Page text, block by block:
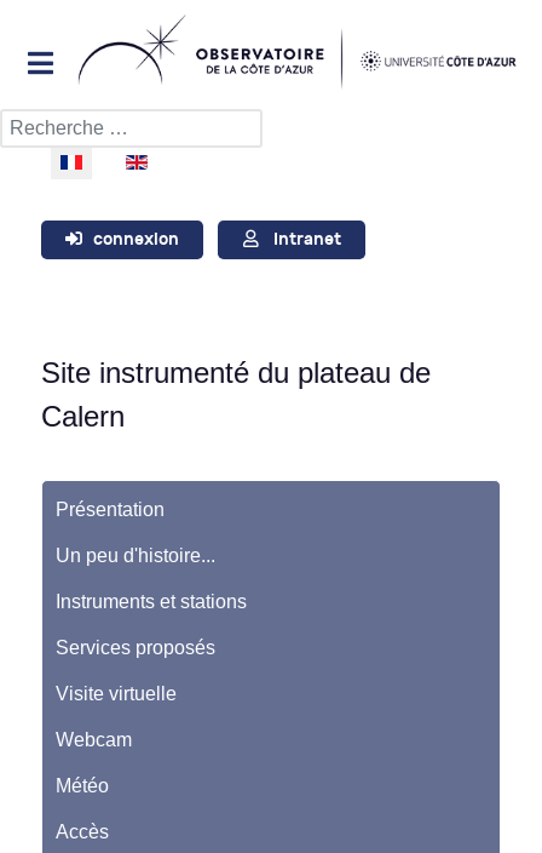
Rechercher
Sélectionnez votre langue
connexion Intranet
Site instrumenté du plateau de
Calern
Présentation
Un peu d'histoire...
Instruments et stations
Services proposés
Visite virtuelle
Webcam
Météo
Accès